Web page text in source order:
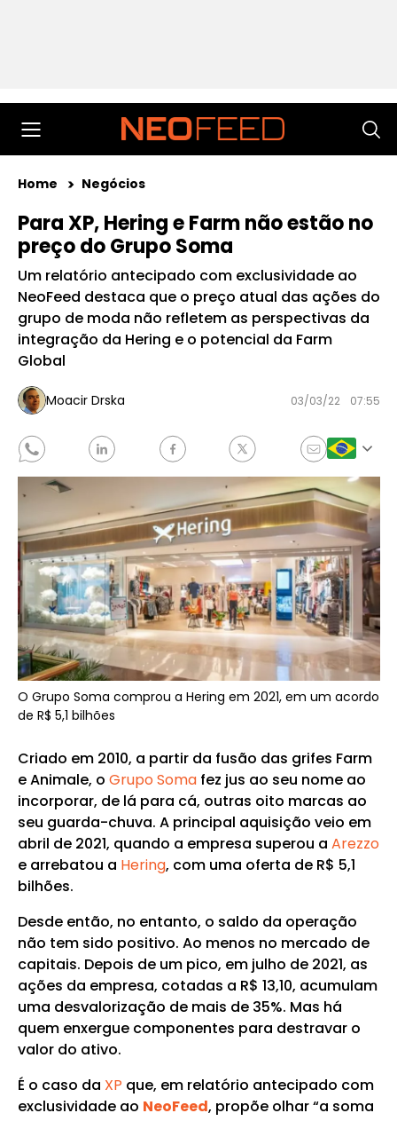
Home Negócios
Para XP, Hering e Farm não estão no
preço do Grupo Soma
Um relatório antecipado com exclusividade ao
NeoFeed destaca que o preço atual das ações do
grupo de moda não refletem as perspectivas da
integração da Hering e o potencial da Farm
Global
Moacir Drska 03/03/22 07:55
O Grupo Soma comprou a Hering em 2021, em um acordo
de R$ 5,1 bilhões
Criado em 2010, a partir da fusão das grifes Farm
e Animale, o Grupo Somafez jus ao seu nome ao
incorporar, de lá para cá, outras oito marcas ao
seu guarda-chuva. A principal aquisição veio em
abril de 2021, quando a empresa superou a Arezzo
e arrebatou a Hering, com uma oferta de R$ 5,1
bilhões.
Desde então, no entanto, o saldo da operação
não tem sido positivo. Ao menos no mercado de
capitais. Depois de um pico, em julho de 2021, as
ações da empresa, cotadas a R$ 13,10, acumulam
uma desvalorização de mais de 35%. Mas há
quem enxergue componentes para destravar o
valor do ativo.
É o caso da XP que, em relatório antecipado com
exclusividade ao NeoFeed, propõe olhar “a soma